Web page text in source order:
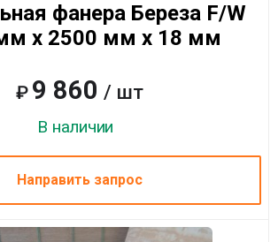
фанера Береза F/W
x 2500 мм x 18 мм
₽ 9 860 / шт
В наличии
Направить запрос